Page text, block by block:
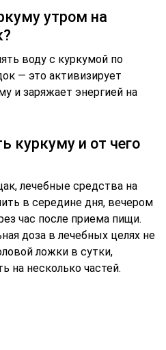
утром на
воду с куркумой по
— это активизирует
и заряжает энергией на
куркуму и от чего
лечебные средства на
в середине дня, вечером
час после приема пищи.
доза в лечебных целях не
ложки в сутки,
на несколько частей.